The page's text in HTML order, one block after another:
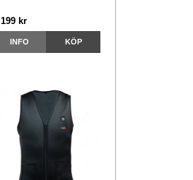
199 kr
INFO KÖP